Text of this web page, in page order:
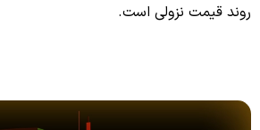
روند قیمت نزولی است.